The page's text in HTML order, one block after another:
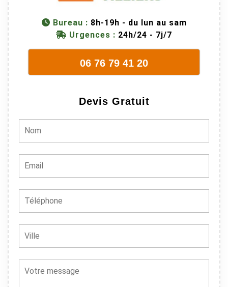
en plus ils
Bref, nous
Bureau : 8h-19h - du lun au sam
Urgences : 24h/24 - 7j/7
06 76 79 41 20
Devis Gratuit